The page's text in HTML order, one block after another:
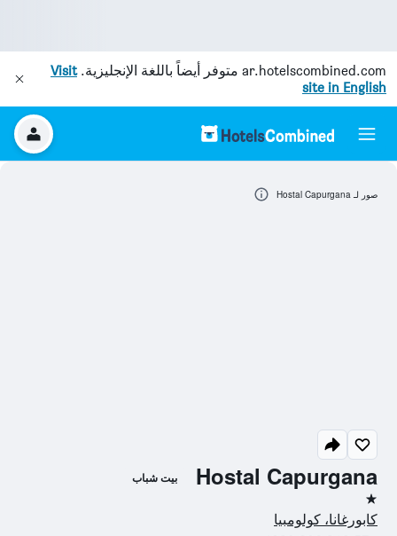
ar.hotelscombined.com متوفر أيضاً باللغة الإنجليزية.Visit
site in English
Hostal Capurgana بيت شباب
نجمة واحدة
كابورغانا، كولومبيا
صور لـ Hostal Capurgana